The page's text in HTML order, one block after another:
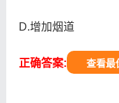
D.增加烟道
正确答案: 查看最